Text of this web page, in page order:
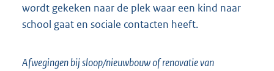
wordt gekeken naar de plek waar een kind naar
school gaat en sociale contacten heeft.
Afwegingen bij sloop/nieuwbouw of renovatie van